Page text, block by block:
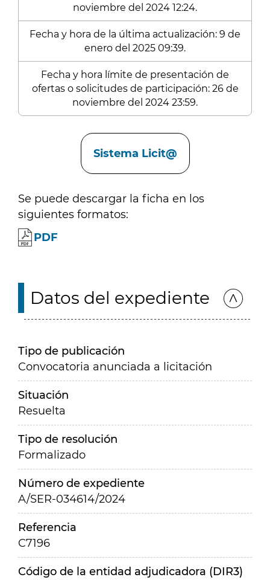
noviembre del 2024 12:24.
Fecha y hora de la última actualización: 9 de
enero del 2025 09:39.
Fecha y hora límite de presentación de
ofertas o solicitudes de participación: 26 de
noviembre del 2024 23:59.
Sistema Licit@
Se puede descargar la ficha en los
siguientes formatos:
PDF
Datos del expediente
Tipo de publicación
Convocatoria anunciada a licitación
Situación
Resuelta
Tipo de resolución
Formalizado
Número de expediente
A/SER-034614/2024
Referencia
C7196
Código de la entidad adjudicadora (DIR3)